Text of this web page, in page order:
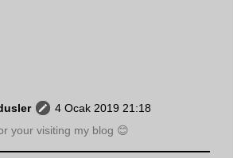
4 Ocak 2019 21:18
your visiting my blog 😊